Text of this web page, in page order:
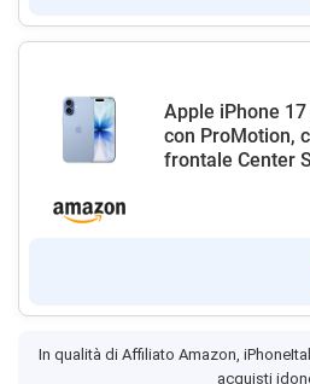
Apple iPhone
con ProMotion,
frontale Center
In qualità di Affiliato Amazon,
acquisti